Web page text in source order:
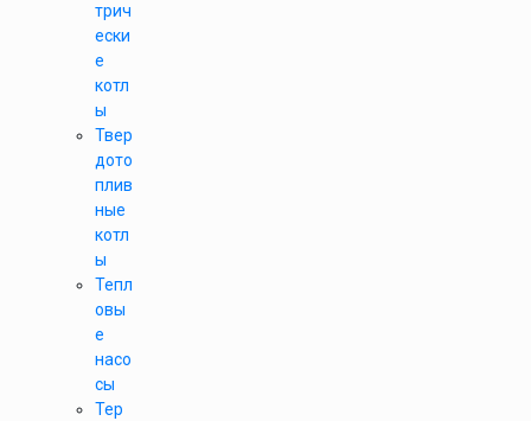
трич
ески
е
котл
ы
Твер
дото
плив
ные
котл
ы
Тепл
овы
е
насо
сы
Тер